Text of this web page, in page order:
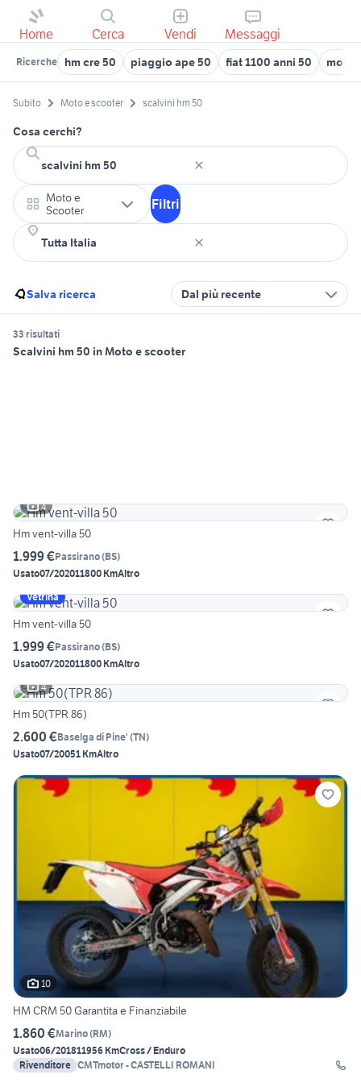
Home Cerca Vendi Messaggi
Ricerche hm cre 50 piaggio ape 50 fiat 1100 anni 50
Subito Moto e scooter scalvini hm 50
Cosa cerchi?
Moto e
Scooter
Filtri
Salva ricerca Dal più recente
33 risultati
Scalvini hm 50 in Moto e scooter
4
Hm vent-villa 50
1.999 €Passirano(BS)
Usato07/202011800 KmAltro
Vetrina
Hm vent-villa 50
1.999 €Passirano(BS)
Usato07/202011800 KmAltro
4
Hm 50(TPR 86)
2.600 €Baselga di Pine' (TN)
Usato07/20051 KmAltro
10
HM CRM 50 Garantita e Finanziabile
1.860 €Marino(RM)
Usato06/201811956 KmCross / Enduro
Rivenditore CMTmotor - CASTELLI ROMANI